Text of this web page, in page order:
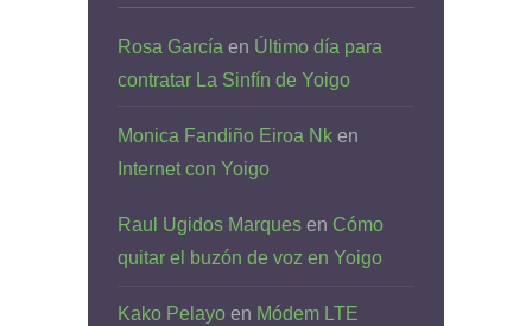
Rosa García en Último día para
contratar La Sinfín de Yoigo
Monica Fandiño Eiroa Nk en
Internet con Yoigo
Raul Ugidos Marques en Cómo
quitar el buzón de voz en Yoigo
Kako Pelayo en Módem LTE